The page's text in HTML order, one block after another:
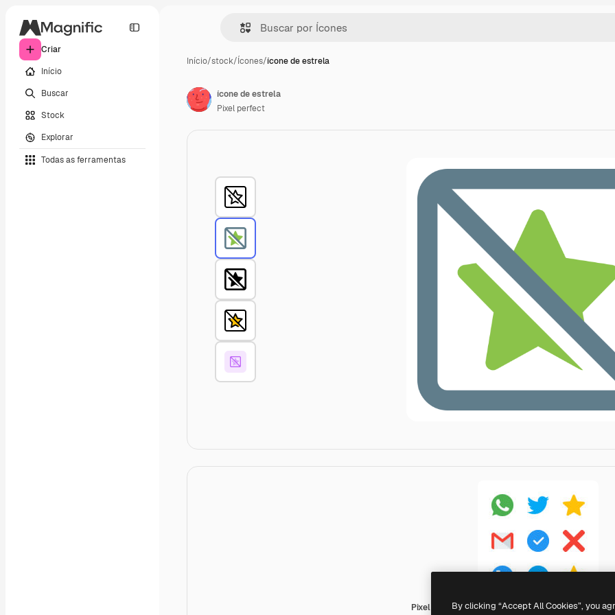
Criar
Início
Buscar
Stock
Explorar
Todas as ferramentas
Início/stock/Ícones/ícone de estrela
Pixel Perfect Flat
ícone de estrela
Pixel perfect
By clicking “Accept All Cookies”, you